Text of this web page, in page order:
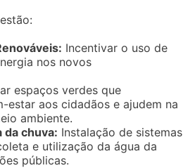
Incentivar o uso de
nos novos
espaços verdes que
estar aos cidadãos e ajudem na
ambiente.
da chuva: Instalação de sistemas
e utilização da água da
públicas.